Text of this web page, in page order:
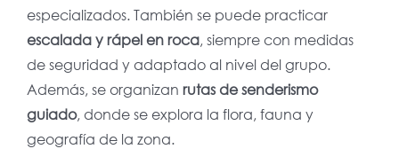
especializados. También se puede practicar
escalada y rápel en roca, siempre con medidas
de seguridad y adaptado al nivel del grupo.
Además, se organizan rutas de senderismo
guiado, donde se explora la flora, fauna y
geografía de la zona.